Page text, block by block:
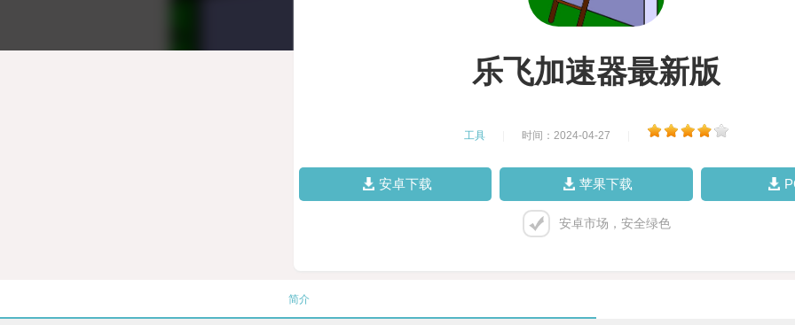
乐飞加速器最新版
工具 时间：2024-04-27
安卓下载 苹果下载
安卓市场，安全绿色
简介